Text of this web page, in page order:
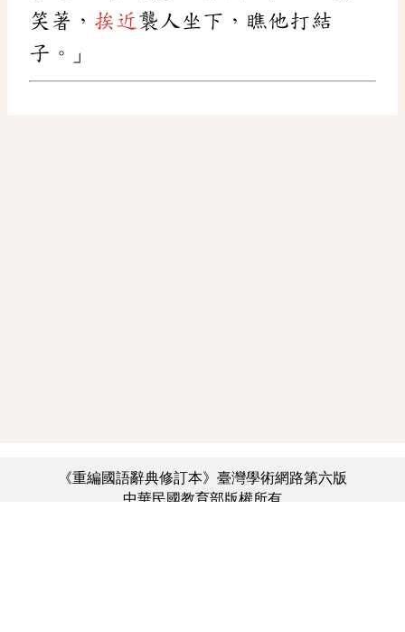
笑著， 挨近 襲人坐下，瞧他打結
子。」
《重編國語辭典修訂本》臺灣學術網路第六版
中華民國教育部版權所有